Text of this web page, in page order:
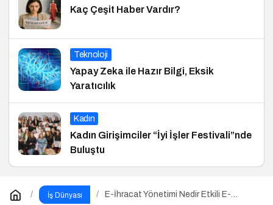
Kaç Çeşit Haber Vardır?
Teknoloji
Yapay Zeka ile Hazır Bilgi, Eksik
Yaratıcılık
Kadın
Kadın Girişimciler “İyi İşler Festivali”nde
Buluştu
İş Dünyası
E-İhracat Yönetimi Nedir Etkili E-